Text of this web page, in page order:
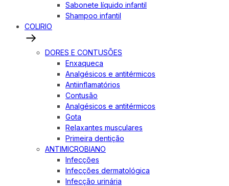
Sabonete líquido infantil
Shampoo infantil
COLIRIO
DORES E CONTUSÕES
Enxaqueca
Analgésicos e antitérmicos
Antiinflamatórios
Contusão
Analgésicos e antitérmicos
Gota
Relaxantes musculares
Primeira dentição
ANTIMICROBIANO
Infecções
Infecções dermatológica
Infecção urinária